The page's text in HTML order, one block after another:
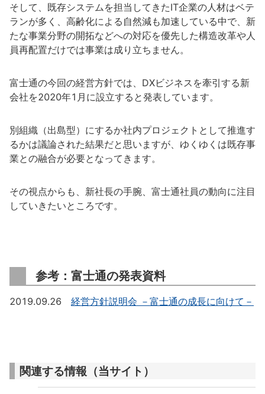
そして、既存システムを担当してきたIT企業の人材はベテ
ランが多く、高齢化による自然減も加速している中で、新
たな事業分野の開拓などへの対応を優先した構造改革や人
員再配置だけでは事業は成り立ちません。
富士通の今回の経営方針では、DXビジネスを牽引する新
会社を2020年1月に設立すると発表しています。
別組織（出島型）にするか社内プロジェクトとして推進す
るかは議論された結果だと思いますが、ゆくゆくは既存事
業との融合が必要となってきます。
その視点からも、新社長の手腕、富士通社員の動向に注目
していきたいところです。
参考：富士通の発表資料
2019.09.26 経営方針説明会 －富士通の成長に向けて－
関連する情報（当サイト）